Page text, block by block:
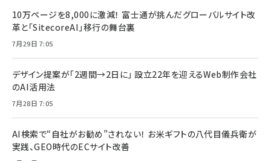
10万ページを8,000に激減！ 富士通が挑んだグローバルサイト改
革と「SitecoreAI」移行の舞台裏
7月29日 7:05
デザイン提案が「2週間→2日に」 設立22年を迎えるWeb制作会社
のAI活用法
7月28日 7:05
AI検索で“自社がお勧め”されない！ お米ギフトの八代目儀兵衛が
実践、GEO時代のECサイト改善